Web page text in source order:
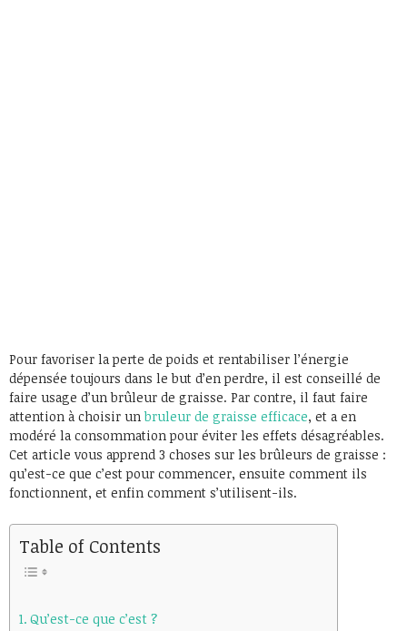
Pour favoriser la perte de poids et rentabiliser l’énergie
dépensée toujours dans le but d’en perdre, il est conseillé de
faire usage d’un brûleur de graisse. Par contre, il faut faire
attention à choisir unbruleur de graisse efficace, et a en
modéré la consommation pour éviter les effets désagréables.
Cet article vous apprend 3 choses sur les brûleurs de graisse :
qu’est-ce que c’est pour commencer, ensuite comment ils
fonctionnent, et enfin comment s’utilisent-ils.
Table of Contents
Qu’est-ce que c’est ?